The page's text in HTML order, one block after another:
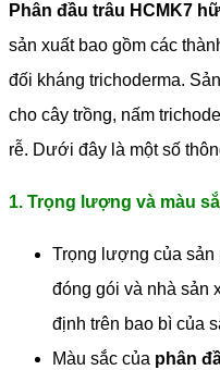
Phân đầu trâu HCMK7
sản xuất bao gồm các
đối kháng trichoderma.
cho cây trồng, nấm
rễ. Dưới đây là một số
1. Trọng lượng và màu
Trọng lượng của sản
đóng gói và nhà sản
định trên bao bì của
Màu sắc của phân